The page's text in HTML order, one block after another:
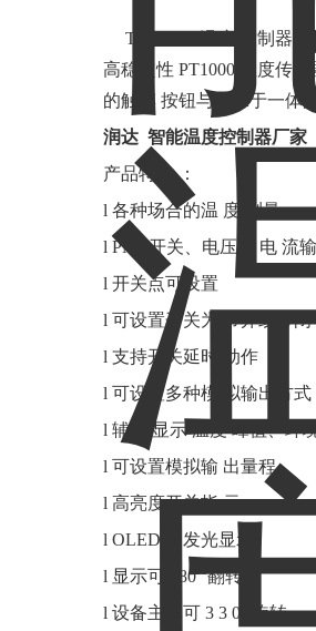
TRD180T温度 控制器、
高稳定性 PT1000 温度传
的触摸 按钮与显示于一体
润达 智能温度控制器厂家
产品特性 ：
l 各种场合的温 度 测量
l PNP 开关、电压、 电 流
l 开关点可设置
l 可设置开关为 常开或常闭
l 支持开关延时 动作
l 可设置多种模 拟输出方式
l 辅助 显示 温度 峰值、环
l 可设置模拟输 出量程
l 高亮度开关指 示
l OLED 自发光显示
l 显示可 180 °翻转
l 设备主体可 3 3 0 °旋转